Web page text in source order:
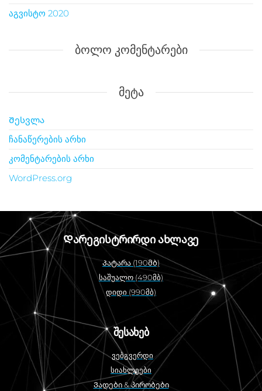
აგვისტო 2020
ᲑᲝᲚᲝ ᲙᲝᲛᲔᲜᲢᲐᲠᲔᲑᲘ
ᲛᲔᲢᲐ
Შესვლა
ჩანაწერების არხი
კომენტარების არხი
WordPress.org
Დარეგისტრირდი ახლავე
Პატარა (190მბ)
საშუალო (490მბ)
დიდი (990მბ)
შესახებ
ვებგვერდი
სიახლეები
Ვადები & პირობები